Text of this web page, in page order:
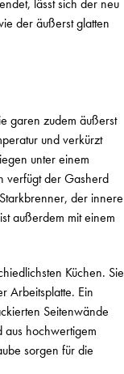
lässt sich der neu
der äußerst glatten
garen zudem äußerst
und verkürzt
unter einem
verfügt der Gasherd
der innere
außerdem mit einem
Küchen. Sie
Arbeitsplatte. Ein
Seitenwände
hochwertigem
sorgen für die